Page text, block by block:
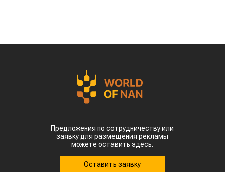
Предложения по сотрудничеству или
заявку для размещения рекламы
можете оставить здесь.
Оставить заявку